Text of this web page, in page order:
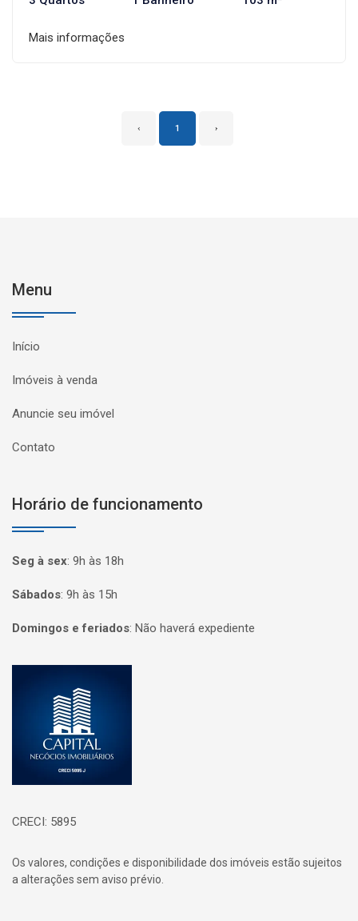
Mais informações
‹ 1 ›
Menu
Início
Imóveis à venda
Anuncie seu imóvel
Contato
Horário de funcionamento
Seg à sex: 9h às 18h
Sábados: 9h às 15h
Domingos e feriados: Não haverá expediente
CRECI: 5895
Os valores, condições e disponibilidade dos imóveis estão sujeitos
a alterações sem aviso prévio.